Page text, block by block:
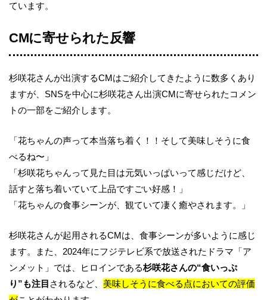
ています。
CMに寄せられた反響
杉咲花さんが出演するCMはご紹介してきたように数多くあり
ますが、SNSを中心に杉咲花さん出演CMに寄せられたコメン
トの一部をご紹介します。
「花ちゃんの声って本当落ち着く！！そして美味しそうに食
べるね〜」
「杉咲花ちゃんって見た目は元気いっぱいって感じだけど、
話すと落ち着いていて上品ですごい好感！」
「花ちゃんの食事シーンが、観ていて凄く癒やされます。」
杉咲花さんが起用されるCMは、食事シーンが多いように感じ
ます。また、2024年にフジテレビ系で放送されたドラマ「ア
ンメット」では、ヒロインである杉咲花さんの“食いっぷ
り”も注目 されるなど、 美味しそうに食べる点においての評価